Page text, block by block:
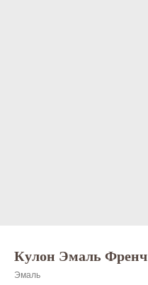
Кулон Эмаль Френч
Эмаль